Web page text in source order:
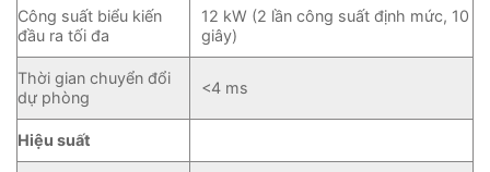
Công suất biểu kiến
đầu ra tối đa
12 kW (2 lần công suất định mức, 10
giây)
Thời gian chuyển đổi
dự phòng
<4 ms
Hiệu suất